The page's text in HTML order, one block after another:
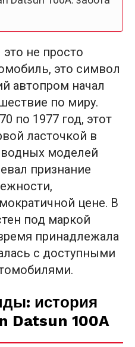
не просто
это символ
автопром начал
по миру.
по 1977 год, этот
ласточкой в
моделей
признание
цене. В
под маркой
принадлежала
с доступными
история
Datsun 100A